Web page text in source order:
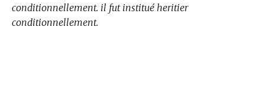
conditionnellement. il fut institué heritier
conditionnellement.